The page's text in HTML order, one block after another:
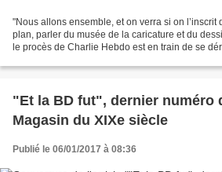
"Nous allons ensemble, et on verra si on l’inscrit
plan, parler du musée de la caricature et du
le procès de Charlie Hebdo est en train de se
"Et la BD fut", dernier numéro
Magasin du XIXe siècle
Publié le 06/01/2017 à 08:36